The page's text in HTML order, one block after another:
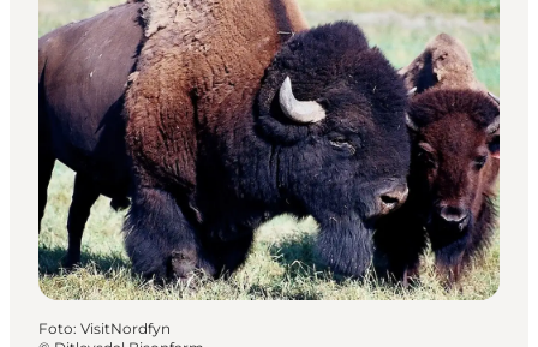
Foto: VisitNordfyn